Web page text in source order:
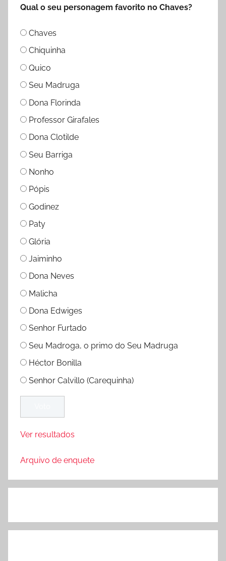
Qual o seu personagem favorito no Chaves?
Chaves
Chiquinha
Quico
Seu Madruga
Dona Florinda
Professor Girafales
Dona Clotilde
Seu Barriga
Nonho
Pópis
Godinez
Paty
Glória
Jaiminho
Dona Neves
Malicha
Dona Edwiges
Senhor Furtado
Seu Madroga, o primo do Seu Madruga
Héctor Bonilla
Senhor Calvillo (Carequinha)
Ver resultados
Arquivo de enquete